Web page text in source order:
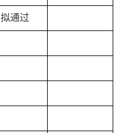
拟通过